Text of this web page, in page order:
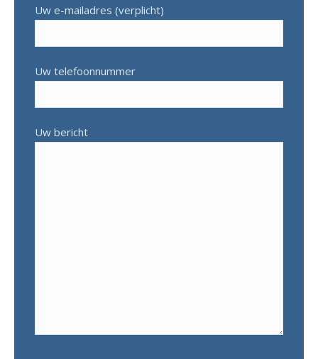
Uw e-mailadres (verplicht)
Uw telefoonnummer
Uw bericht